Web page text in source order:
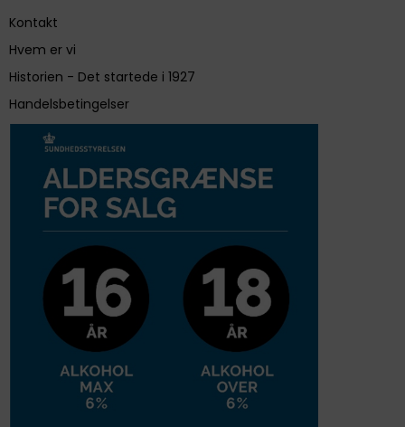
Kontakt
Hvem er vi
Historien - Det startede i 1927
Handelsbetingelser